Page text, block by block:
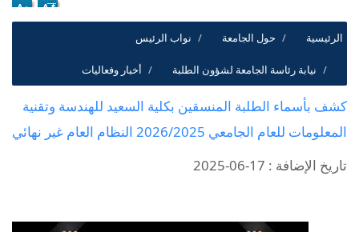
الرئيسية حول الجامعة نواب الرئيس
نيابة رئاسة الجامعة لشؤون الطلبة أخبار وفعاليات
كشف بأسماء الطلبة المنسقين بكلية السعيد للهندسة وتقنية
المعلومات للعام الجامعي 2026/2025 النظام العام غير نهائي
تاريخ الإضافة : 17-06-2025